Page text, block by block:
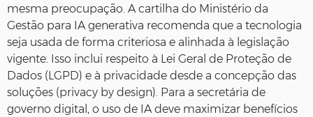
mesma preocupação. A cartilha do Ministério da
Gestão para IA generativa recomenda que a tecnologia
seja usada de forma criteriosa e alinhada à legislação
vigente. Isso inclui respeito à Lei Geral de Proteção de
Dados (LGPD) e à privacidade desde a concepção das
soluções (privacy by design). Para a secretária de
governo digital, o uso de IA deve maximizar benefícios